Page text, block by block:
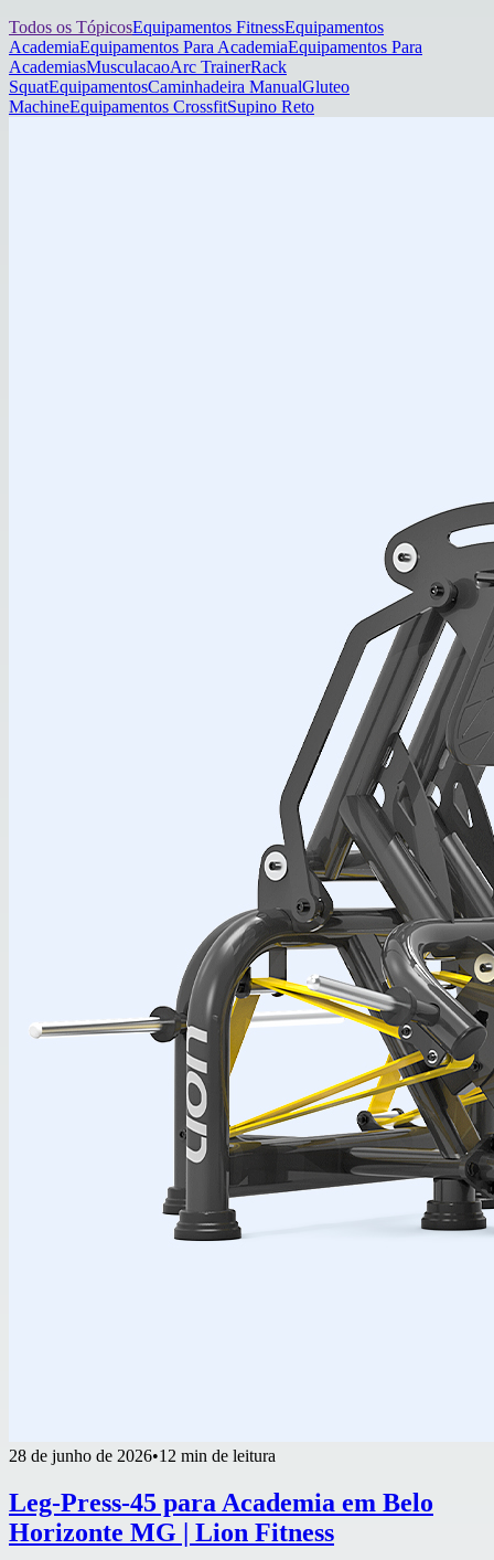
Todos os TópicosEquipamentos FitnessEquipamentos
AcademiaEquipamentos Para AcademiaEquipamentos Para
AcademiasMusculacaoArc TrainerRack
SquatEquipamentosCaminhadeira ManualGluteo
MachineEquipamentos CrossfitSupino Reto
28 de junho de 2026•12 min de leitura
Leg-Press-45 para Academia em Belo
Horizonte MG | Lion Fitness